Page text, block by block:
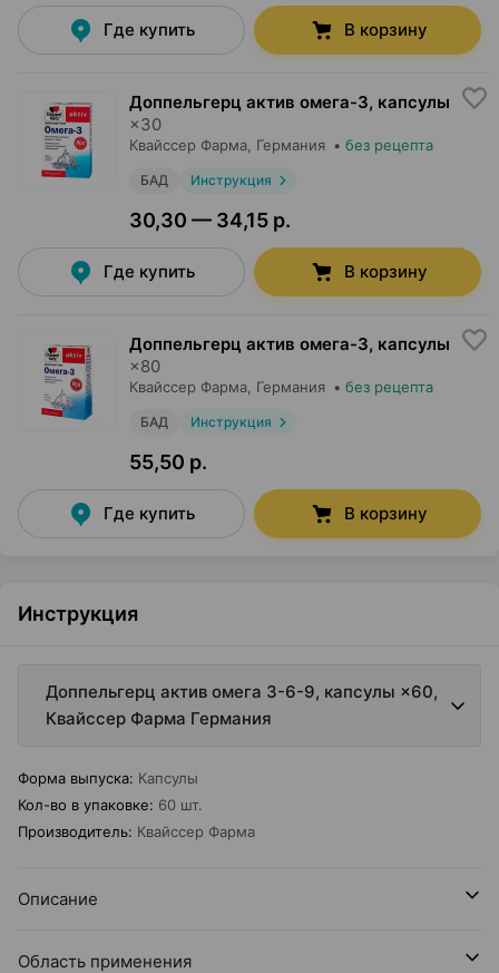
Где купить В корзину
Доппельгерц актив омега-3, капсулы
×30
Квайссер Фарма , Германия • без рецепта
БАД Инструкция
30,30 — 34,15 р.
Где купить В корзину
Доппельгерц актив омега-3, капсулы
×80
Квайссер Фарма , Германия • без рецепта
БАД Инструкция
55,50 р.
Где купить В корзину
Инструкция
Доппельгерц актив омега 3-6-9, капсулы ×60,
Квайссер Фарма Германия
Форма выпуска: Капсулы
Кол-во в упаковке: 60 шт.
Производитель: Квайссер Фарма
Описание
Область применения